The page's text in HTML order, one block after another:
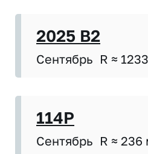
2025 B2
Сентябрь R ≈
114P
Сентябрь R ≈